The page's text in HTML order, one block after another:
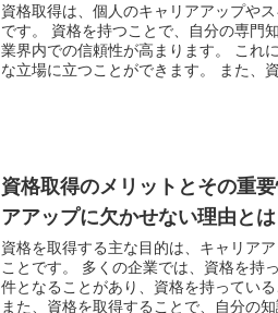
資格取得は、個人のキャリアアップや
です。 資格を持つことで、自分の専門
業界内での信頼性が高まります。 これ
な立場に立つことができます。 また、
資格取得のメリットとその重
アアップに欠かせない理由とは
資格を取得する主な目的は、キャリア
ことです。 多くの企業では、資格を持
件となることがあり、資格を持ってい
また、資格を取得することで、自分の知